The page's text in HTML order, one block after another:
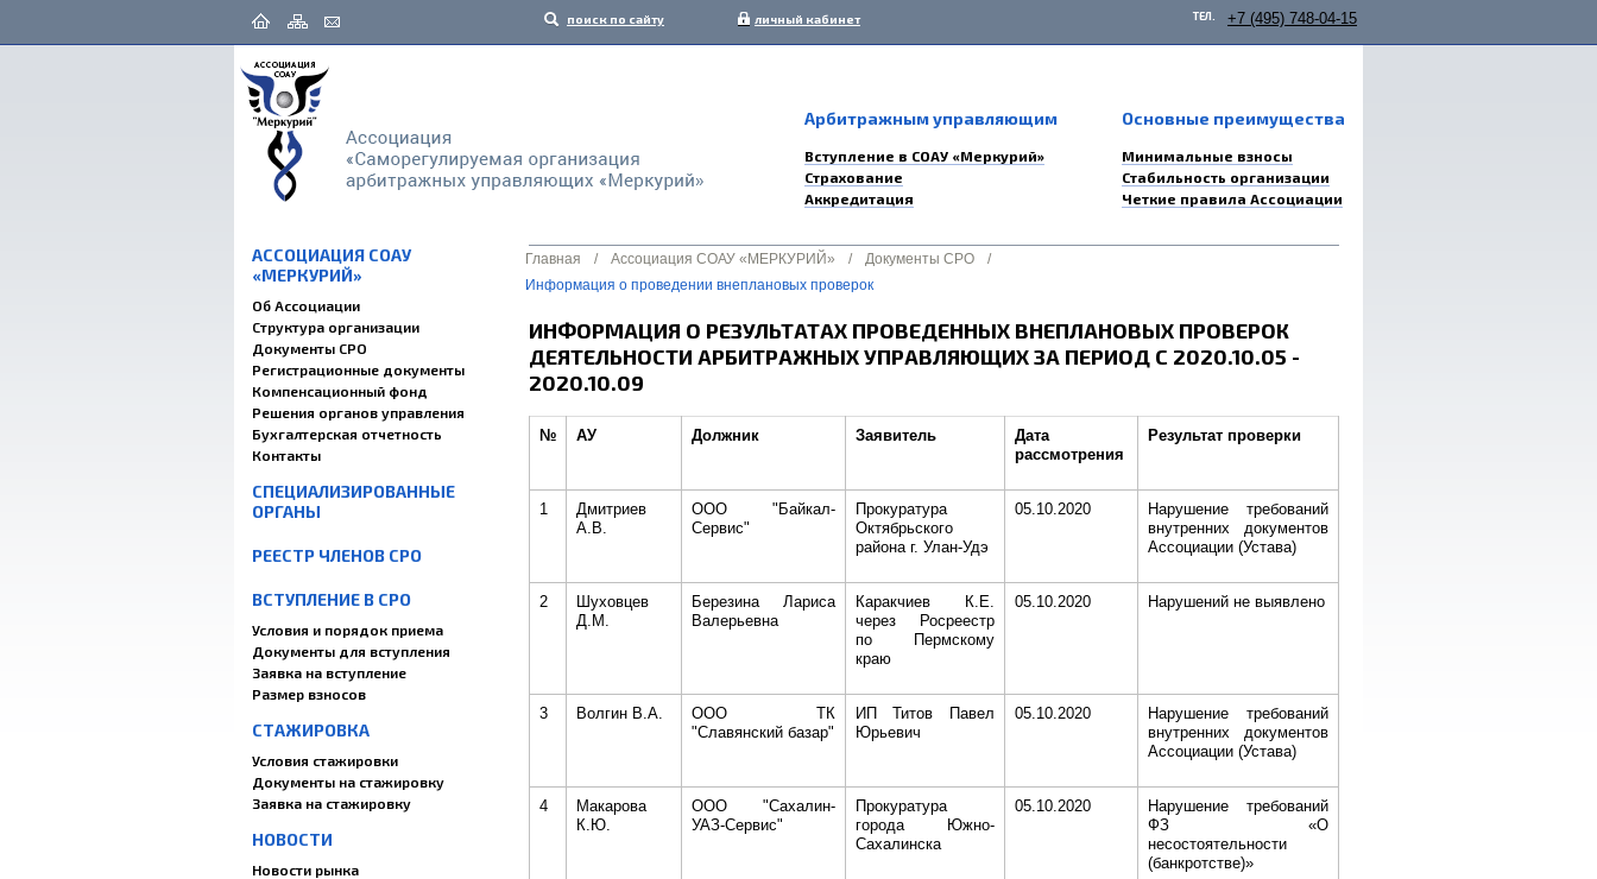
поиск по сайту личный кабинет ТЕЛ. +7 (495) 748-04-15
Арбитражным управляющим
Вступление в СОАУ «Меркурий»
Страхование
Аккредитация
Основные преимущества
Минимальные взносы
Стабильность организации
Четкие правила Ассоциации
АССОЦИАЦИЯ СОАУ
«МЕРКУРИЙ»
Об Ассоциации
Структура организации
Документы СРО
Регистрационные документы
Компенсационный фонд
Решения органов управления
Бухгалтерская отчетность
Контакты
СПЕЦИАЛИЗИРОВАННЫЕ
ОРГАНЫ
РЕЕСТР ЧЛЕНОВ СРО
ВСТУПЛЕНИЕ В СРО
Условия и порядок приема
Документы для вступления
Заявка на вступление
Размер взносов
СТАЖИРОВКА
Условия стажировки
Документы на стажировку
Заявка на стажировку
НОВОСТИ
Новости рынка
Главная / Ассоциация СОАУ «МЕРКУРИЙ» / Документы СРО
/
Информация о проведении внеплановых проверок
ИНФОРМАЦИЯ О РЕЗУЛЬТАТАХ ПРОВЕДЕННЫХ ВНЕПЛАНОВЫХ ПРОВЕРОК
ДЕЯТЕЛЬНОСТИ АРБИТРАЖНЫХ УПРАВЛЯЮЩИХ ЗА ПЕРИОД С 2020.10.05 -
2020.10.09
№ АУ Должник Заявитель
Дата
рассмотрения
Результат проверки
1
Дмитриев
А.В.
ООО "Байкал-
Сервис"
Прокуратура
Октябрьского
района г. Улан-Удэ
05.10.2020
Нарушение требований
внутренних документов
Ассоциации (Устава)
2
Шуховцев
Д.М.
Березина Лариса
Валерьевна
Каракчиев К.Е.
через Росреестр
по Пермскому
краю
05.10.2020 Нарушений не выявлено
3 Волгин В.А.
ООО ТК
"Славянский базар"
ИП Титов Павел
Юрьевич
05.10.2020
Нарушение требований
внутренних документов
Ассоциации (Устава)
4
Макарова
К.Ю.
ООО "Сахалин-
УАЗ-Сервис"
Прокуратура
города Южно-
Сахалинска
05.10.2020
Нарушение требований
ФЗ «О
несостоятельности
(банкротстве)»